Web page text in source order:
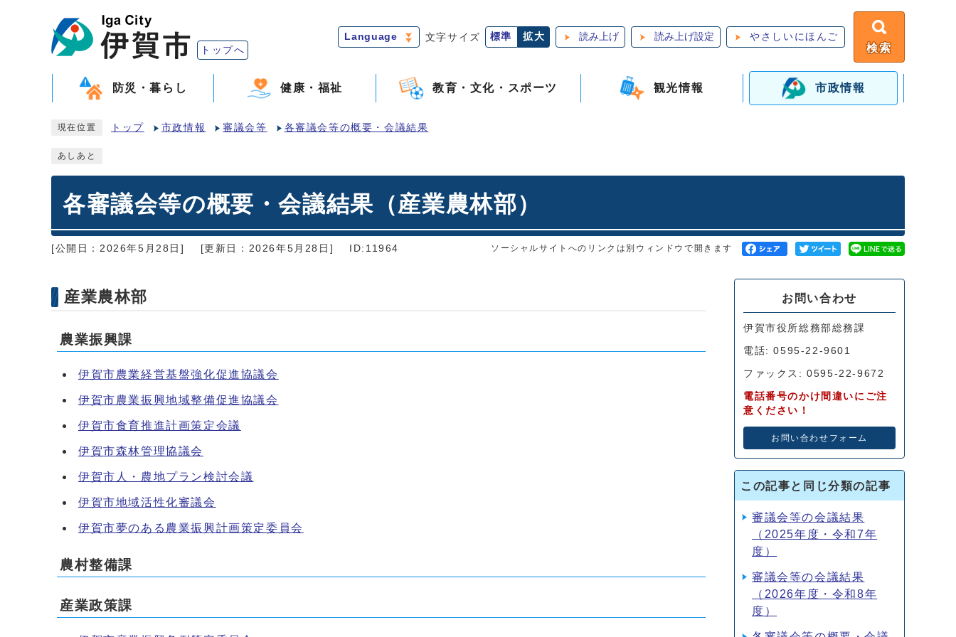
トップへ
Language 文字サイズ 標準 拡大 読み上げ 読み上げ設定 やさしいにほんご
検索
防災・暮らし 健康・福祉 教育・文化・スポーツ 観光情報 市政情報
現在位置 トップ 市政情報 審議会等 各審議会等の概要・会議結果
あしあと
各審議会等の概要・会議結果（産業農林部）
[公開日：2026年5月28日] [更新日：2026年5月28日] ID:11964 ソーシャルサイトへのリンクは別ウィンドウで開きます
産業農林部
農業振興課
伊賀市農業経営基盤強化促進協議会
伊賀市農業振興地域整備促進協議会
伊賀市食育推進計画策定会議
伊賀市森林管理協議会
伊賀市人・農地プラン検討会議
伊賀市地域活性化審議会
伊賀市夢のある農業振興計画策定委員会
農村整備課
産業政策課
お問い合わせ
伊賀市役所総務部総務課
電話: 0595-22-9601
ファックス: 0595-22-9672
電話番号のかけ間違いにご注
意ください！
お問い合わせフォーム
この記事と同じ分類の記事
審議会等の会議結果
（2025年度・令和7年
度）
審議会等の会議結果
（2026年度・令和8年
度）